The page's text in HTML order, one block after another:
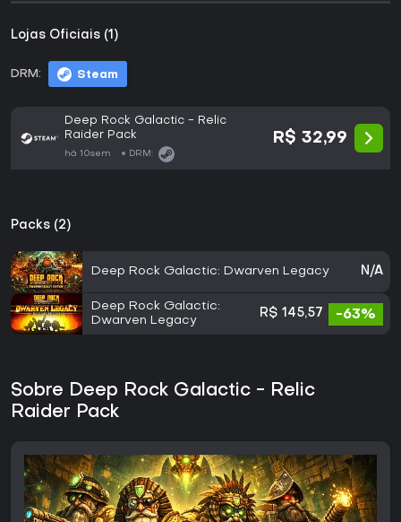
Lojas Oficiais (1)
DRM: Steam
Deep Rock Galactic - Relic
Raider Pack
há 10sem DRM:
R$ 32,99
Packs (2)
Deep Rock Galactic: Dwarven Legacy N/A
Deep Rock Galactic:
Dwarven Legacy
R$ 145,57 -63%
Sobre Deep Rock Galactic - Relic
Raider Pack